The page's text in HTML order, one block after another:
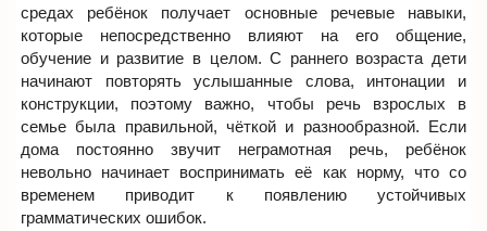
средах ребёнок получает основные речевые навыки,
которые непосредственно влияют на его общение,
обучение и развитие в целом. С раннего возраста дети
начинают повторять услышанные слова, интонации и
конструкции, поэтому важно, чтобы речь взрослых в
семье была правильной, чёткой и разнообразной. Если
дома постоянно звучит неграмотная речь, ребёнок
невольно начинает воспринимать её как норму, что со
временем приводит к появлению устойчивых
грамматических ошибок.